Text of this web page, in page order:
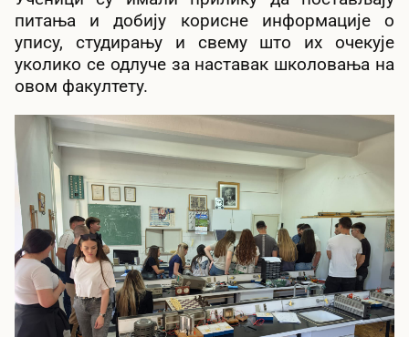
питања и добију корисне информације о
упису, студирању и свему што их очекује
уколико се одлуче за наставак школовања на
овом факултету.